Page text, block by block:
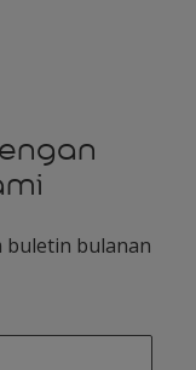
buletin bulanan